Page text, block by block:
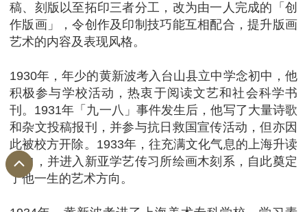
稿、刻版以至拓印三者分工，改为由一人完成的「创
作版画」，令创作及印制技巧能互相配合，提升版画
艺术的内容及表现风格。
1930年，年少的黄新波考入台山县立中学念初中，他
积极参与学校活动，热衷于阅读文艺和社会科学书
刊。1931年「九一八」事件发生后，他写了大量诗歌
和杂文投稿报刊，并参与抗日救国宣传活动，但亦因
此被校方开除。1933年，往充满文化气息的上海升读
高中，并进入新亚学艺传习所绘画木刻系，自此奠定
了他一生的艺术方向。